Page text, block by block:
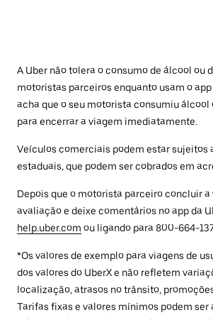
A Uber não tolera o consumo de álcool ou
motoristas parceiros enquanto usam o app
acha que o seu motorista consumiu álcool
para encerrar a viagem imediatamente.
Veículos comerciais podem estar sujeitos
estaduais, que podem ser cobrados em
Depois que o motorista parceiro concluir a
avaliação e deixe comentários no app da
help.uber.com ou ligando para 800-664-
*Os valores de exemplo para viagens de
dos valores do UberX e não refletem
localização, atrasos no trânsito,
Tarifas fixas e valores mínimos podem ser